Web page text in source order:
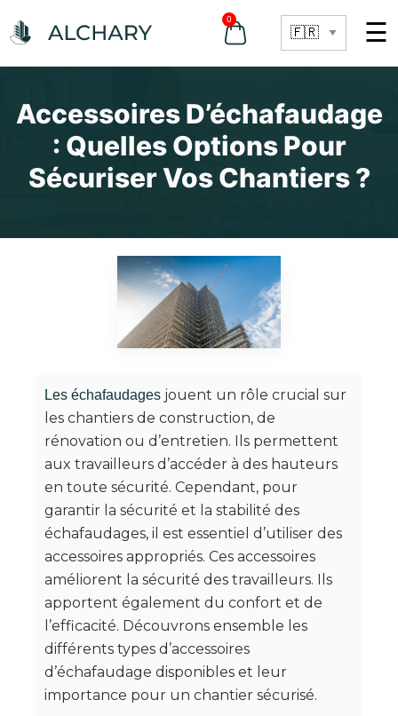
0 ☰
Accessoires D’échafaudage
: Quelles Options Pour
Sécuriser Vos Chantiers ?
Les échafaudages jouent un rôle crucial sur
les chantiers de construction, de
rénovation ou d’entretien. Ils permettent
aux travailleurs d’accéder à des hauteurs
en toute sécurité. Cependant, pour
garantir la sécurité et la stabilité des
échafaudages, il est essentiel d’utiliser des
accessoires appropriés. Ces accessoires
améliorent la sécurité des travailleurs. Ils
apportent également du confort et de
l’efficacité. Découvrons ensemble les
différents types d’accessoires
d’échafaudage disponibles et leur
importance pour un chantier sécurisé.